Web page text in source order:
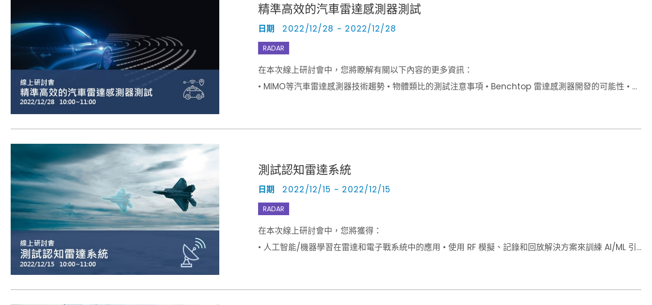
精準高效的汽車雷達感測器測試
日期 2022/12/28 ~ 2022/12/28
RADAR
在本次線上研討會中，您將瞭解有關以下內容的更多資訊：
• MIMO等汽車雷達感測器技術趨勢 • 物體類比的測試注意事項 • Benchtop 雷達感測器開發的可能性 • 汽
測試認知雷達系統
日期 2022/12/15 ~ 2022/12/15
RADAR
在本次線上研討會中，您將獲得：
• 人工智能/機器學習在雷達和電子戰系統中的應用 • 使用 RF 模擬、記錄和回放解決方案來訓練 AI/ML 引